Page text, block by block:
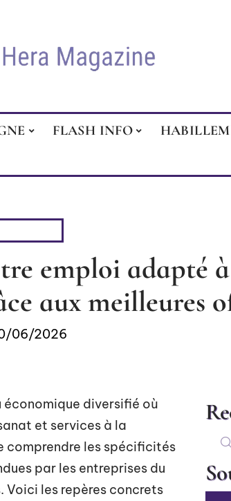
FLASH INFO
emploi adapté
aux meilleures
06/2026
économique diversifié où
et services à la
comprendre les spécificités
par les entreprises du
Voici les repères concrets